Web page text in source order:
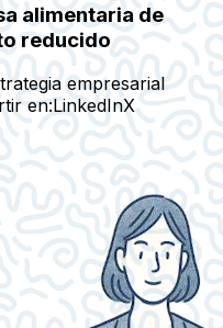
alimentaria de
reducido
empresarial
en:LinkedInX